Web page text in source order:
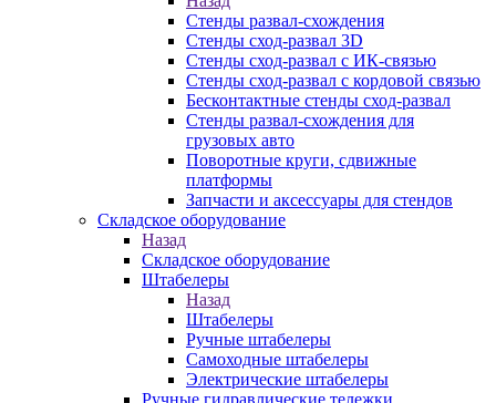
Стенды развал-схождения
Стенды сход-развал 3D
Стенды сход-развал с ИК-связью
Стенды сход-развал с кордовой связью
Бесконтактные стенды сход-развал
Стенды развал-схождения для
грузовых авто
Поворотные круги, сдвижные
платформы
Запчасти и аксессуары для стендов
Складское оборудование
Назад
Складское оборудование
Штабелеры
Назад
Штабелеры
Ручные штабелеры
Самоходные штабелеры
Электрические штабелеры
Ручные гидравлические тележки